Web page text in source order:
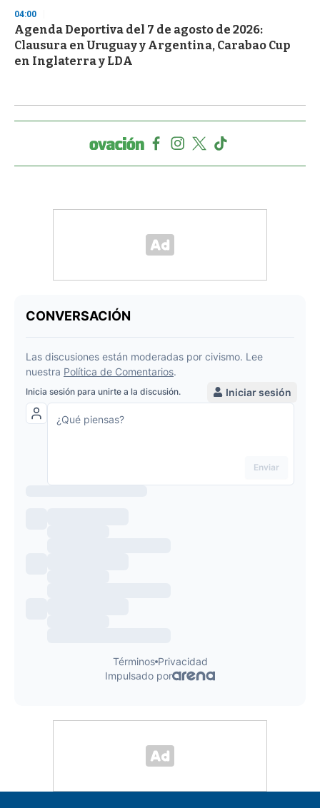
04:00
Agenda Deportiva del 7 de agosto de 2026:
Clausura en Uruguay y Argentina, Carabao Cup
en Inglaterra y LDA